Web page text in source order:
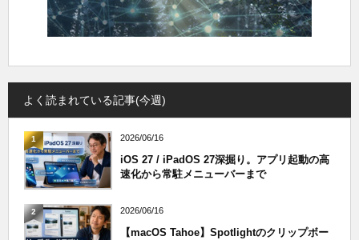
よく読まれている記事(今週)
1 2026/06/16
iOS 27 / iPadOS 27深掘り。アプリ起動の高
速化から常駐メニューバーまで
2 2026/06/16
【macOS Tahoe】Spotlightのクリップボー